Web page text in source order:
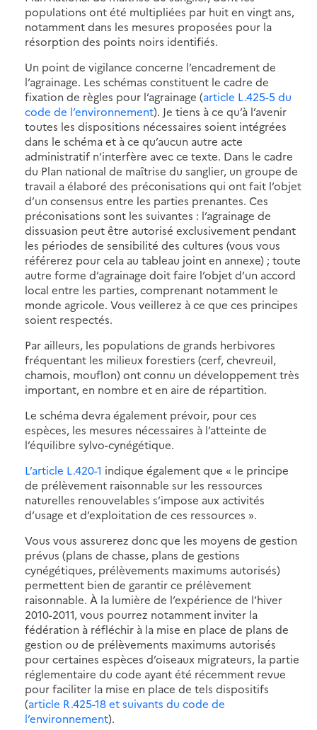
populations ont été multipliées par huit en vingt ans,
notamment dans les mesures proposées pour la
résorption des points noirs identifiés.
Un point de vigilance concerne l’encadrement de
l’agrainage. Les schémas constituent le cadre de
fixation de règles pour l’agrainage (article L.425-5 du
code de l’environnement). Je tiens à ce qu’à l’avenir
toutes les dispositions nécessaires soient intégrées
dans le schéma et à ce qu’aucun autre acte
administratif n’interfère avec ce texte. Dans le cadre
du Plan national de maîtrise du sanglier, un groupe de
travail a élaboré des préconisations qui ont fait l’objet
d’un consensus entre les parties prenantes. Ces
préconisations sont les suivantes : l’agrainage de
dissuasion peut être autorisé exclusivement pendant
les périodes de sensibilité des cultures (vous vous
référerez pour cela au tableau joint en annexe) ; toute
autre forme d’agrainage doit faire l’objet d’un accord
local entre les parties, comprenant notamment le
monde agricole. Vous veillerez à ce que ces principes
soient respectés.
Par ailleurs, les populations de grands herbivores
fréquentant les milieux forestiers (cerf, chevreuil,
chamois, mouflon) ont connu un développement très
important, en nombre et en aire de répartition.
Le schéma devra également prévoir, pour ces
espèces, les mesures nécessaires à l’atteinte de
l’équilibre sylvo-cynégétique.
L’article L.420-1 indique également que « le principe
de prélèvement raisonnable sur les ressources
naturelles renouvelables s’impose aux activités
d’usage et d’exploitation de ces ressources ».
Vous vous assurerez donc que les moyens de gestion
prévus (plans de chasse, plans de gestions
cynégétiques, prélèvements maximums autorisés)
permettent bien de garantir ce prélèvement
raisonnable. À la lumière de l’expérience de l’hiver
2010-2011, vous pourrez notamment inviter la
fédération à réfléchir à la mise en place de plans de
gestion ou de prélèvements maximums autorisés
pour certaines espèces d’oiseaux migrateurs, la partie
réglementaire du code ayant été récemment revue
pour faciliter la mise en place de tels dispositifs
(article R.425-18 et suivants du code de
l’environnement).